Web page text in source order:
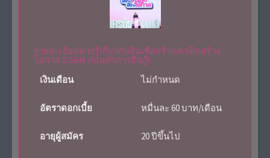
รายละเอียดควรรู้เกี่ยวกับสินเชื่อสร้างเครดิตสร้าง
โอกาส 2568 ก่อนทำการยื่นกู้!
เงินเดือน
ไม่กำหนด
อัตราดอกเบี้ย หมื่นละ 60 บาท/เดือน
อายุผู้สมัคร 20 ปีขึ้นไป